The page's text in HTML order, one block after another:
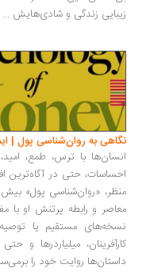
زیبایی زندگی و شادی‌هایش ...
نگاهی به روان‌شناسی پول |
انسان‌ها با ترس، طمع،
احساسات، حتی در آگاه‌ترین
منظر، «روان‌شناسی پول» بیش
معاصر و رابطه پرتنش او با
نسخه‌های مستقیم یا
کارآفرینان، میلیاردرها و
داستان‌ها روایت خود را